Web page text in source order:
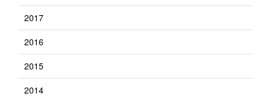
2017
2016
2015
2014